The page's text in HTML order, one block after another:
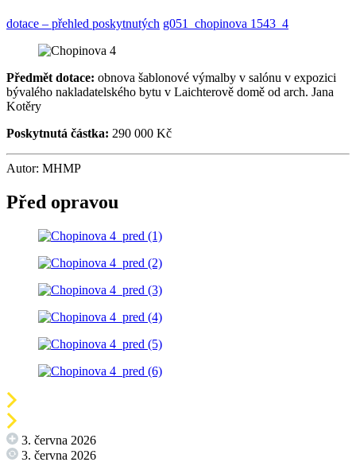
dotace – přehled poskytnutých g051_chopinova 1543_4
Předmět dotace: obnova šablonové výmalby v salónu v expozici
bývalého nakladatelského bytu v Laichterově domě od arch. Jana
Kotěry
Poskytnutá částka: 290 000 Kč
Autor: MHMP
Před opravou
3. června 2026
3. června 2026